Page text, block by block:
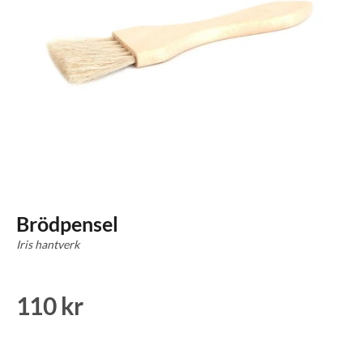
Brödpensel
Iris hantverk
110 kr